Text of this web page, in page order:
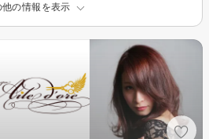
他の情報を表示